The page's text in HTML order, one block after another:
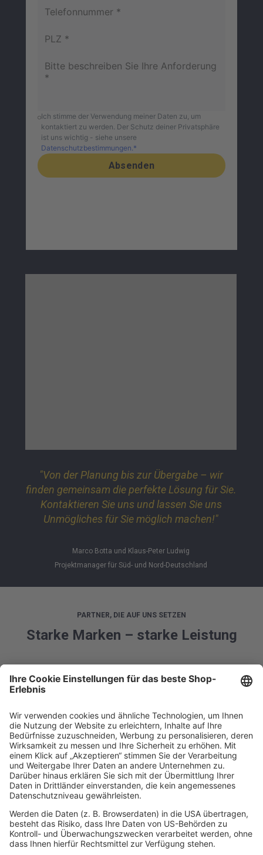
Ich stimme der Verwendung meiner Daten zu, um
kontaktiert zu werden. Der Schutz deiner Privatsphäre
ist uns wichtig - siehe unsere
Datenschutzbestimmungen.*
Absenden
"Von der Planung bis zur Übergabe – wir
finden gemeinsam die perfekte Lösung für Sie.
Kontaktieren Sie uns und lassen Sie uns
Unmögliches für Sie möglich machen!"
Marco Botta und Klaus-Peter Ludwig
Projektmanager für Süd- und Nord-Deutschland
PARTNER, DIE AUF UNS SETZEN
Starke Marken – starke Leistung
DIREKT LOSLEGEN
Entdecken Sie unser gesamtes
Sortiment im Webshop!
Von Regalsystemen bis zu Transportlösungen: